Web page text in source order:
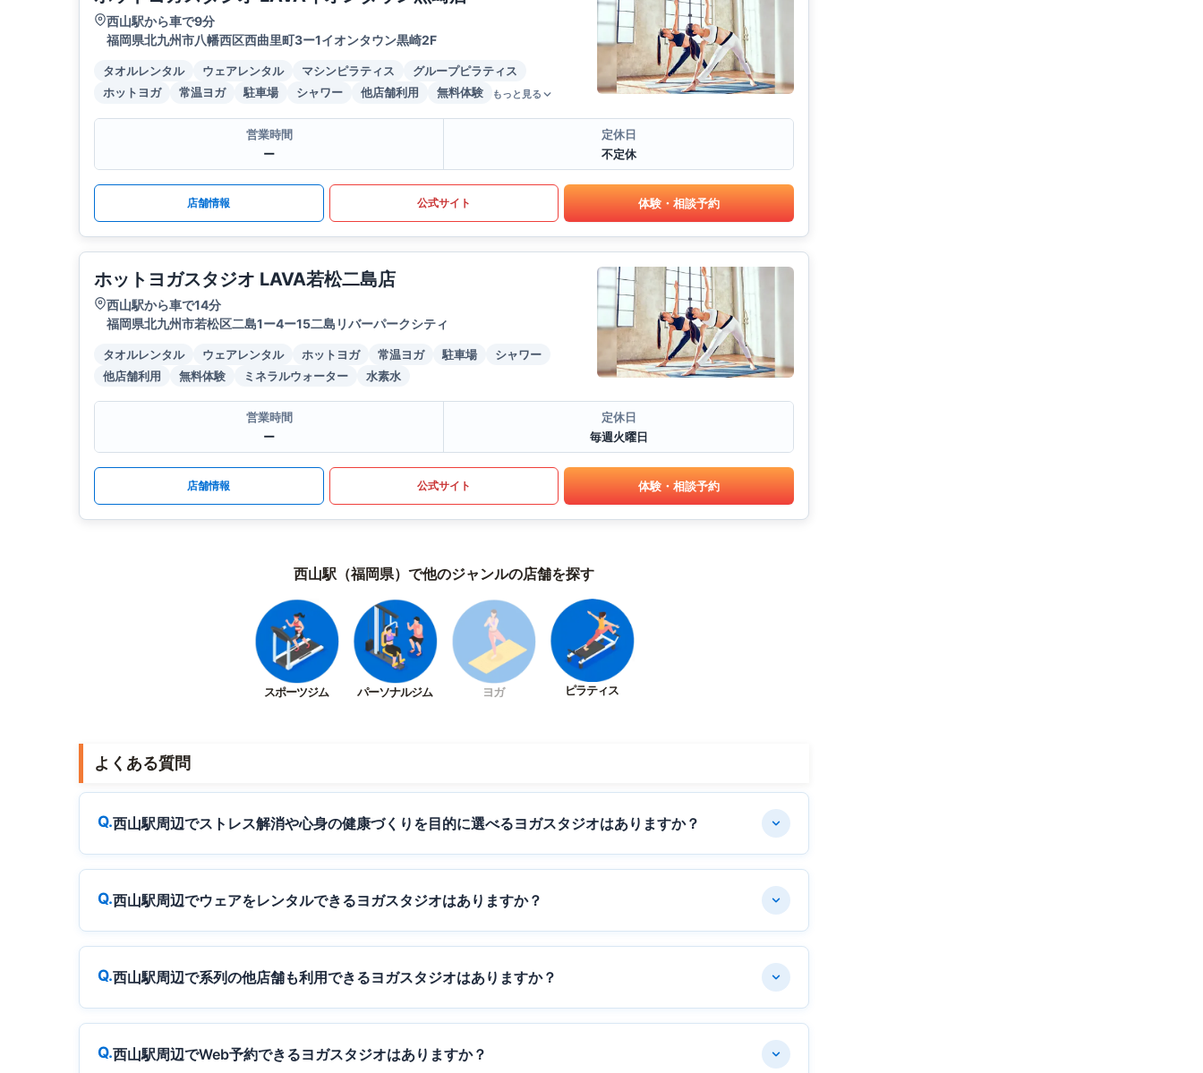
西山駅から車で9分
福岡県北九州市八幡西区西曲里町3ー1イオンタウン黒崎2F
タオルレンタル ウェアレンタル マシンピラティス
グループピラティス
ホットヨガ
常温ヨガ 駐車場 シャワー 他店舗利用 無料体験 もっと見る
営業時間
ー
定休日
不定休
店舗情報 公式サイト 体験・相談予約
ホットヨガスタジオ LAVA若松二島店
西山駅から車で14分
福岡県北九州市若松区二島1ー4ー15二島リバーパークシティ
タオルレンタル ウェアレンタル ホットヨガ 常温ヨガ 駐車場
シャワー
他店舗利用
無料体験 ミネラルウォーター 水素水
営業時間
ー
定休日
毎週火曜日
店舗情報 公式サイト 体験・相談予約
西山駅（福岡県）で他のジャンルの店舗を探す
スポーツジム パーソナルジム ヨガ ピラティス
よくある質問
西山駅周辺でストレス解消や心身の健康づくりを目的に選べるヨガスタジオはありますか？
西山駅周辺でウェアをレンタルできるヨガスタジオはありますか？
西山駅周辺で系列の他店舗も利用できるヨガスタジオはありますか？
西山駅周辺でWeb予約できるヨガスタジオはありますか？